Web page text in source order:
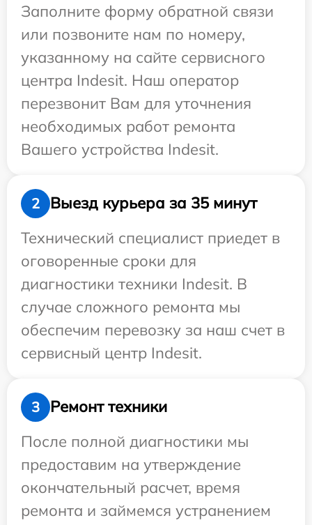
Заполните форму обратной связи
или позвоните нам по номеру,
указанному на сайте сервисного
центра Indesit. Наш оператор
перезвонит Вам для уточнения
необходимых работ ремонта
Вашего устройства Indesit.
2
Выезд курьера за 35 минут
Технический специалист приедет в
оговоренные сроки для
диагностики техники Indesit. В
случае сложного ремонта мы
обеспечим перевозку за наш счет в
сервисный центр Indesit.
3
Ремонт техники
После полной диагностики мы
предоставим на утверждение
окончательный расчет, время
ремонта и займемся устранением